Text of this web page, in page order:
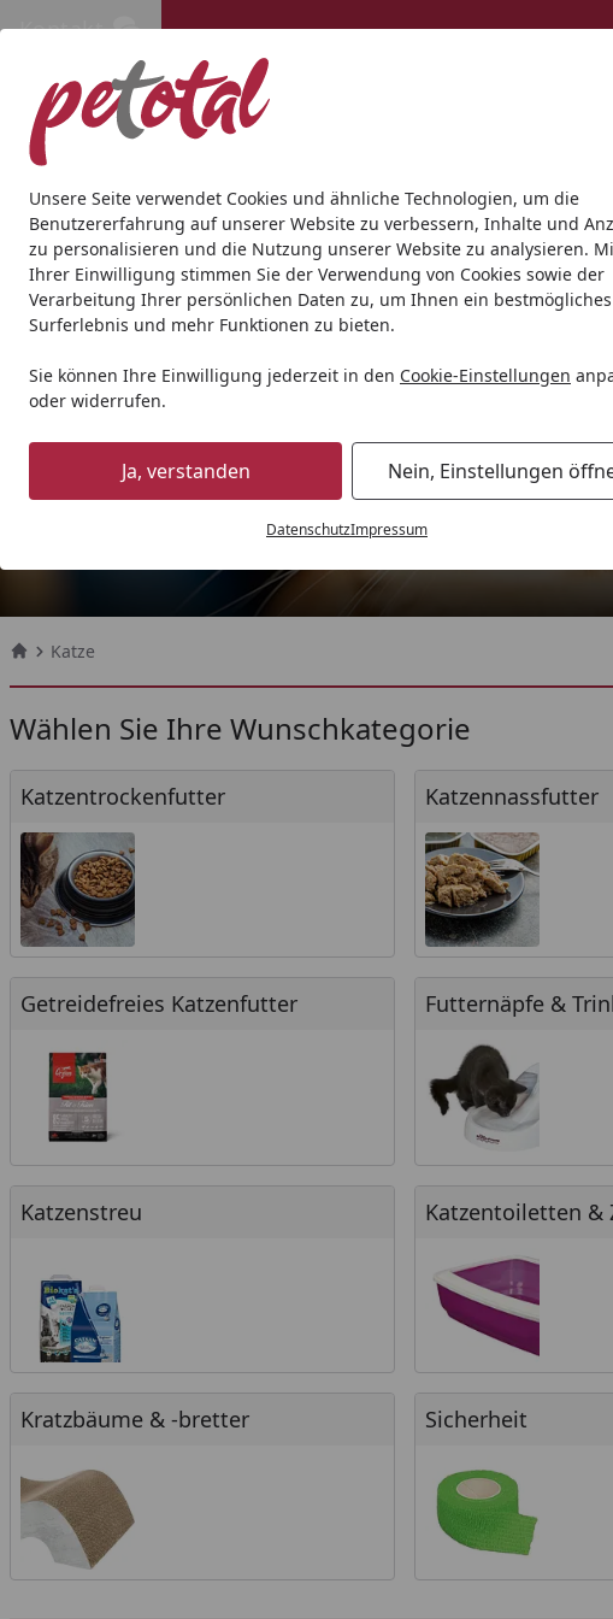
Unsere Seite verwendet Cookies und ähnliche Technologien, um die
Benutzererfahrung auf unserer Website zu verbessern, Inhalte und
zu personalisieren und die Nutzung unserer Website zu analysieren.
Ihrer Einwilligung stimmen Sie der Verwendung von Cookies sowie der
Verarbeitung Ihrer persönlichen Daten zu, um Ihnen ein bestmögliches
Surferlebnis und mehr Funktionen zu bieten.
Sie können Ihre Einwilligung jederzeit in den Cookie-Einstellungen
oder widerrufen.
Ja, verstanden Nein, Einstellungen
DatenschutzImpressum
Kontakt
Hund Katze Aquaristik Teich Andere Tierarten Geschenkideen
Katze
Wählen Sie Ihre Wunschkategorie
Katzentrockenfutter
Katzentrockenfutter Katzennassfutter
Katzennassfutter
Getreidefreies Katzenfutter
Getreidefreies Katzenfutter Futternäpfe &
Futternäpfe &
Katzenstreu
Katzenstreu Katzentoiletten &
Katzentoiletten &
Kratzbäume & -bretter
Kratzbäume & -bretter Sicherheit
Sicherheit